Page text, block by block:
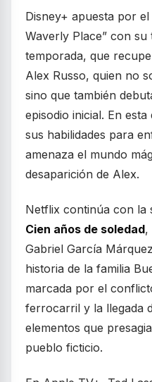
Disney+ apuesta por
Waverly Place” con
temporada, que
Alex Russo, quien no
sino que también
episodio inicial. En
sus habilidades para
amenaza el mundo
desaparición de Alex.
Netflix continúa con la
Cien años de soledad,
Gabriel García
historia de la familia
marcada por el
ferrocarril y la llegada
elementos que
pueblo ficticio.